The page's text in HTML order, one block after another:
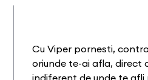
Cu Viper pornesti,
oriunde te-ai afla, direct